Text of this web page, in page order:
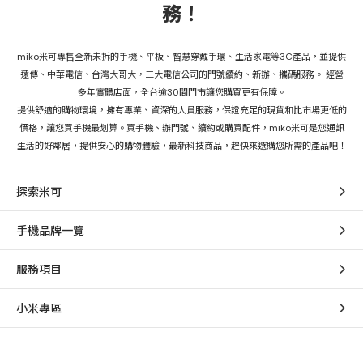
務！
miko米可專售全新未拆的手機、平板、智慧穿戴手環、生活家電等3C產品，並提供
遠傳、中華電信、台灣大哥大，三大電信公司的門號續約、新辦、攜碼服務。 經營
多年實體店面，全台逾30間門市讓您購買更有保障。
提供舒適的購物環境，擁有專業、資深的人員服務，保證充足的現貨和比市場更低的
價格，讓您買手機最划算。買手機、辦門號、續約或購買配件，miko米可是您通訊
生活的好鄰居，提供安心的購物體驗，最新科技商品，趕快來選購您所需的產品吧！
探索米可
手機品牌一覽
服務項目
小米專區